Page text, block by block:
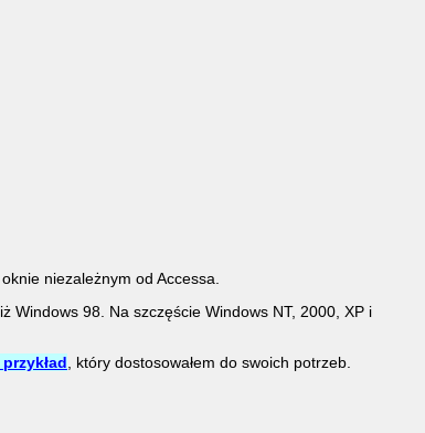
niezależnym od Accessa.
Windows 98. Na szczęście Windows NT, 2000, XP i
, który dostosowałem do swoich potrzeb.